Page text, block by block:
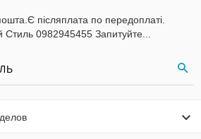
післяплата по передоплаті.
Стиль 0982945455 Запитуйте...